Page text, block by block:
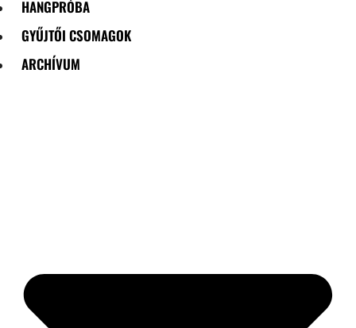
HANGPRÓBA
GYŰJTŐI CSOMAGOK
ARCHÍVUM